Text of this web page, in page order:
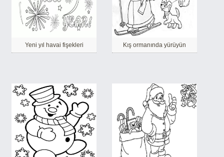
Yeni yıl havai fişekleri Kış ormanında yürüyün